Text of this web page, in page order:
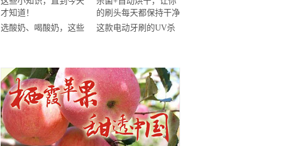
级精英赛顺德海骏达中
心站欢乐开跑
选酸奶、喝酸奶，这些
这款电动牙刷的UV杀